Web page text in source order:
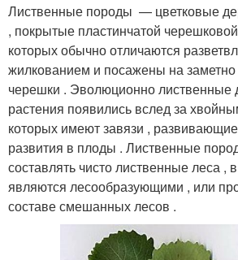
Лиственные породы — цветковые
, покрытые пластинчатой
которых обычно отличаются
жилкованием и посажены на
черешки . Эволюционно лиственные
растения появились вслед за
которых имеют завязи ,
развития в плоды . Лиственные
составлять чисто лиственные леса ,
являются лесообразующими , или
составе смешанных лесов .